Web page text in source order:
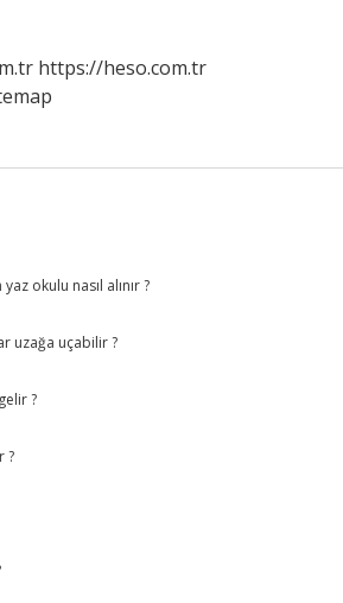
https://heso.com.tr
okulu nasıl alınır ?
uzağa uçabilir ?
?
?